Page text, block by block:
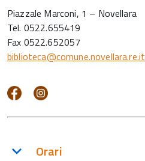
Piazzale Marconi, 1 – Novellara
Tel. 0522.655419
Fax 0522.652057
biblioteca@comune.novellara.re.it
Orari